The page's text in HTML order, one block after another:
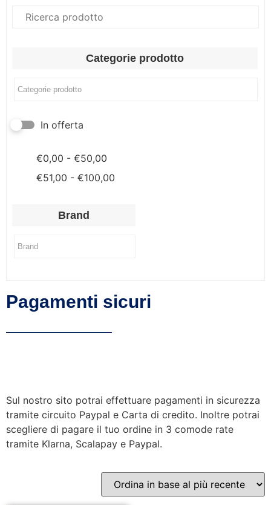
Categorie prodotto
In offerta
€0,00 - €50,00
€51,00 - €100,00
Brand
Pagamenti sicuri
Sul nostro sito potrai effettuare pagamenti in sicurezza
tramite circuito Paypal e Carta di credito. Inoltre potrai
scegliere di pagare il tuo ordine in 3 comode rate
tramite Klarna, Scalapay e Paypal.